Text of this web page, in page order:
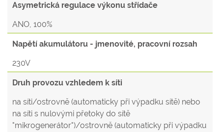
Asymetrická regulace výkonu střídače
ANO, 100%
Napětí akumulátoru - jmenovité, pracovní rozsah
230V
Druh provozu vzhledem k síti
na síti/ostrovně (automaticky při výpadku sítě) nebo
na síti s nulovými přetoky do sítě
"mikrogenerátor")/ostrovně (automaticky při výpadku